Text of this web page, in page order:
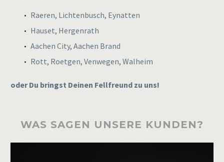
Raeren, Lichtenbusch, Eynatten
Hauset, Hergenrath
Aachen City, Aachen Brand
Rott, Roetgen, Venwegen, Walheim
oder Du bringst Deinen Fellfreund zu uns!
WAS SAGEN UNSERE KUNDEN?